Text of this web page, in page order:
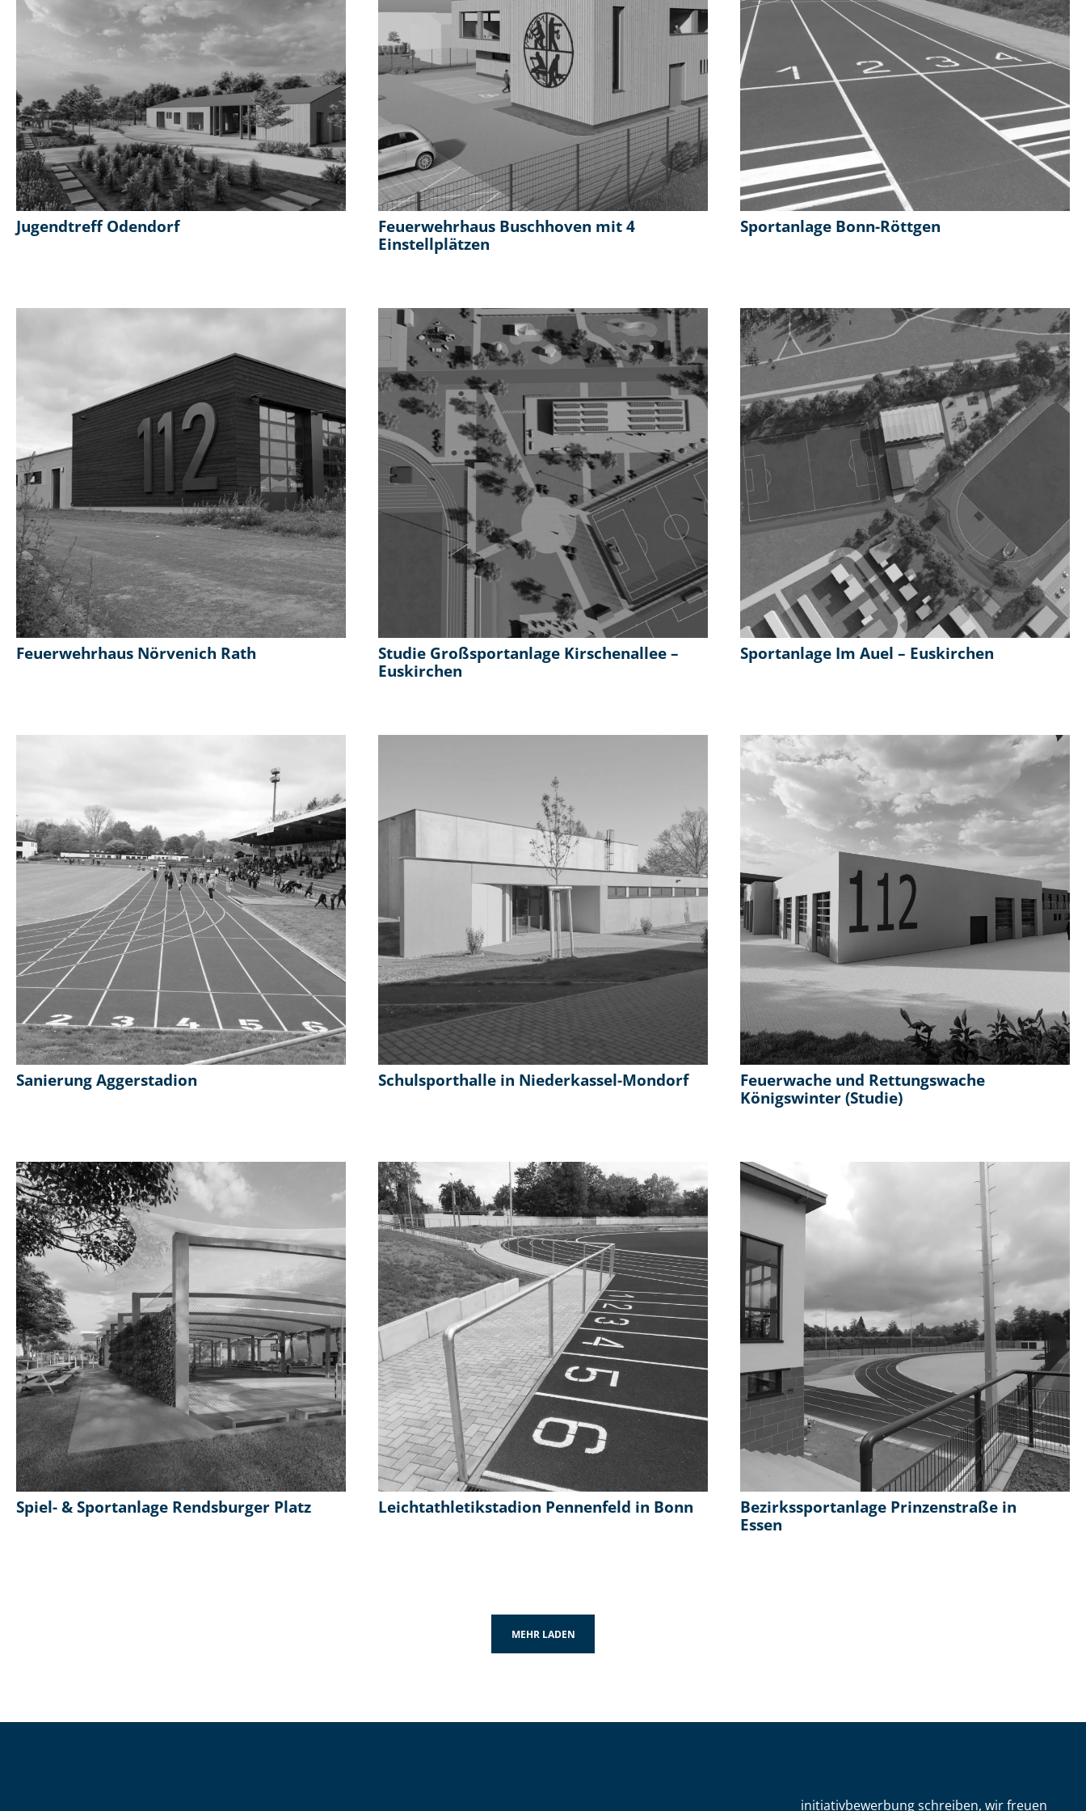
Jugendtreff Odendorf
Feuerwehrhaus Buschhoven mit 4
Einstellplätzen
Sportanlage Bonn-Röttgen
Feuerwehrhaus Nörvenich Rath
Studie Großsportanlage Kirschenallee –
Euskirchen
Sportanlage Im Auel – Euskirchen
Sanierung Aggerstadion Schulsporthalle in Niederkassel-Mondorf
Feuerwache und Rettungswache
Königswinter (Studie)
Spiel- & Sportanlage Rendsburger Platz Leichtathletikstadion Pennenfeld in Bonn
Bezirkssportanlage Prinzenstraße in
Essen
MEHR LADEN
initiativbewerbung schreiben, wir freuen